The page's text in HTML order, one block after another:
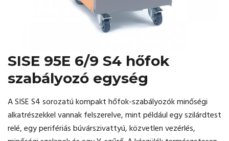
SISE 95E 6/9 S4 hőfok
szabályozó egység
A SISE S4 sorozatú kompakt hőfok-szabályozók minőségi
alkatrészekkel vannak felszerelve, mint például egy szilárdtest
relé, egy perifériás búvárszivattyú, közvetlen vezérlés,